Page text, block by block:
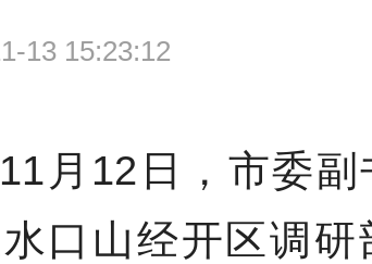
13 15:23:12
11月12日，市委
口山经开区调研